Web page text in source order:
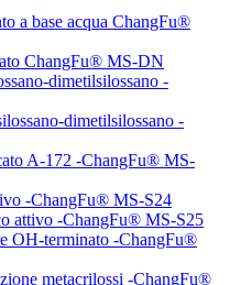
a base acqua ChangFu®
ChangFu® MS-DN
dimetilsilossano -
dimetilsilossano -
A-172 -ChangFu® MS-
-ChangFu® MS-S24
attivo -ChangFu® MS-S25
OH-terminato -ChangFu®
metacrilossi -ChangFu®